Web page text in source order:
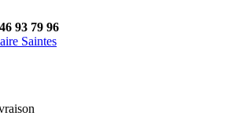
93 79 96